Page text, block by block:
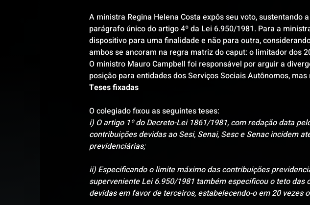
A ministra Regina Helena Costa expôs seu voto, sustentando
parágrafo único do artigo 4º da Lei 6.950/1981. Para a
dispositivo para uma finalidade e não para outra,
ambos se ancoram na regra matriz do caput: o limitador dos
O ministro Mauro Campbell foi responsável por arguir a
posição para entidades dos Serviços Sociais Autônomos,
Teses fixadas
O colegiado fixou as seguintes teses:
i) O artigo 1º do Decreto-Lei 1861/1981, com redação data
contribuições devidas ao Sesi, Senai, Sesc e Senac incidem
previdenciárias;
ii) Especificando o limite máximo das contribuições
superveniente Lei 6.950/1981 também especificou o teto das
devidas em favor de terceiros, estabelecendo-o em 20 vezes